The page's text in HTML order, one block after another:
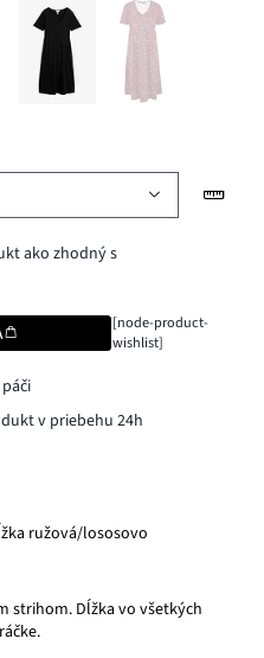
ako zhodný s
[node-product-
wishlist]
v priebehu 24h
ružová/lososovo
strihom. Dĺžka vo všetkých